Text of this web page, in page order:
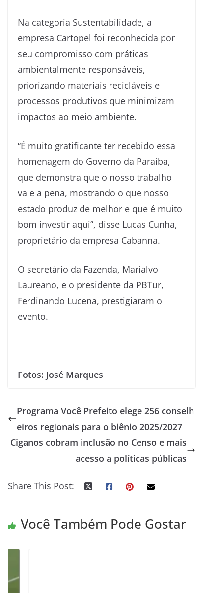
Na categoria Sustentabilidade, a
empresa Cartopel foi reconhecida por
seu compromisso com práticas
ambientalmente responsáveis,
priorizando materiais recicláveis e
processos produtivos que minimizam
impactos ao meio ambiente.
“É muito gratificante ter recebido essa
homenagem do Governo da Paraíba,
que demonstra que o nosso trabalho
vale a pena, mostrando o que nosso
estado produz de melhor e que é muito
bom investir aqui”, disse Lucas Cunha,
proprietário da empresa Cabanna.
O secretário da Fazenda, Marialvo
Laureano, e o presidente da PBTur,
Ferdinando Lucena, prestigiaram o
evento.
Fotos: José Marques
Programa Você Prefeito elege 256 conselh
eiros regionais para o biênio 2025/2027
Ciganos cobram inclusão no Censo e mais
acesso a políticas públicas
Share This Post:
Você Também Pode Gostar